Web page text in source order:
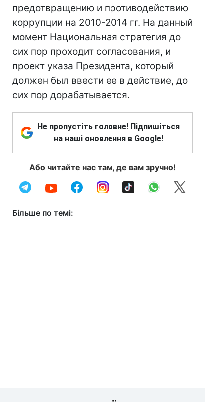
предотвращению и противодействию
коррупции на 2010-2014 гг. На данный
момент Национальная стратегия до
сих пор проходит согласования, и
проект указа Президента, который
должен был ввести ее в действие, до
сих пор дорабатывается.
Не пропустіть головне! Підпишіться
на наші оновлення в Google!
Або читайте нас там, де вам зручно!
Більше по темі: